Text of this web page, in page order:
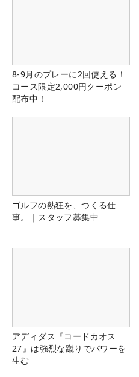
8-9月のプレーに2回使える！
コース限定2,000円クーポン
配布中！
ゴルフの熱狂を、つくる仕
事。｜スタッフ募集中
アディダス『コードカオス
27』は強烈な蹴りでパワーを
生む